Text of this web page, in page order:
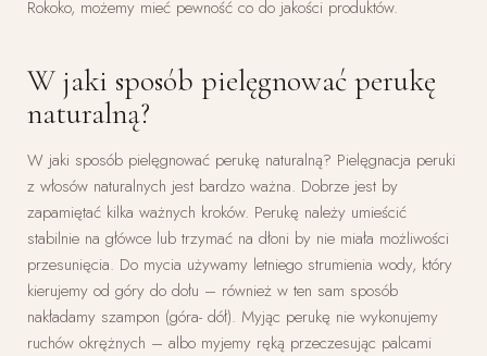
Rokoko, możemy mieć pewność co do jakości produktów.
W jaki sposób pielęgnować perukę
naturalną?
W jaki sposób pielęgnować perukę naturalną? Pielęgnacja peruki
z włosów naturalnych jest bardzo ważna. Dobrze jest by
zapamiętać kilka ważnych kroków. Perukę należy umieścić
stabilnie na główce lub trzymać na dłoni by nie miała możliwości
przesunięcia. Do mycia używamy letniego strumienia wody, który
kierujemy od góry do dołu – również w ten sam sposób
nakładamy szampon (góra- dół). Myjąc perukę nie wykonujemy
ruchów okrężnych – albo myjemy ręką przeczesując palcami